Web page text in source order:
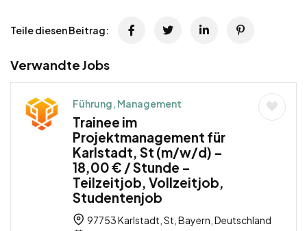
Teile diesen Beitrag:
Verwandte Jobs
Führung, Management
Trainee im
Projektmanagement für
Karlstadt, St (m/w/d) –
18,00 € / Stunde –
Teilzeitjob, Vollzeitjob,
Studentenjob
97753 Karlstadt, St, Bayern, Deutschland